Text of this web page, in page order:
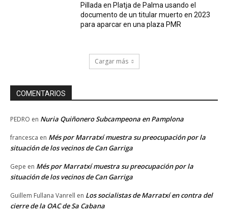
Pillada en Platja de Palma usando el
documento de un titular muerto en 2023
para aparcar en una plaza PMR
Cargar más
COMENTARIOS
PEDRO en Nuria Quiñonero Subcampeona en Pamplona
francesca en Més por Marratxí muestra su preocupación por la
situación de los vecinos de Can Garriga
Gepe en Més por Marratxí muestra su preocupación por la
situación de los vecinos de Can Garriga
Guillem Fullana Vanrell en Los socialistas de Marratxí en contra del
cierre de la OAC de Sa Cabana